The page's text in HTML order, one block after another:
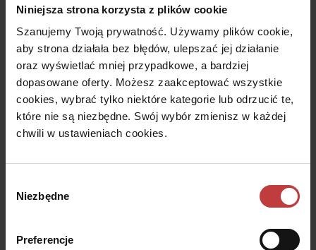
Niniejsza strona korzysta z plików cookie
Szanujemy Twoją prywatność. Używamy plików cookie,
aby strona działała bez błędów, ulepszać jej działanie
oraz wyświetlać mniej przypadkowe, a bardziej
dopasowane oferty. Możesz zaakceptować wszystkie
cookies, wybrać tylko niektóre kategorie lub odrzucić te,
które nie są niezbędne. Swój wybór zmienisz w każdej
chwili w ustawieniach cookies.
zgody
Niezbędne
Preferencje
najbardziej dogodnym rozwiązaniem dla rodzin z dziećmi jest
wanna. Inni są zdania, iż wybór kabiny prysznicowej znacznie
usprawnia proces kąpania dzieci, co niesie za sobą szereg
korzyści, także ekonomicznych. Kto ma rację?
Wszystko zależy od przestrzeni, którą dysponujemy oraz
częstotliwości z jaką planujemy kolejne remonty łazienki.
Jeśli chcemy stworzyć uniwersalną aranżację łazienki, która
warto uzależnić od:
metrażu pomieszczenia
(w przypadku małej łazienki
zdecydowanie polecamy prysznic, jeśli wybierzemy
wanienkę dla dziecka zapewniając mu odpowiednią